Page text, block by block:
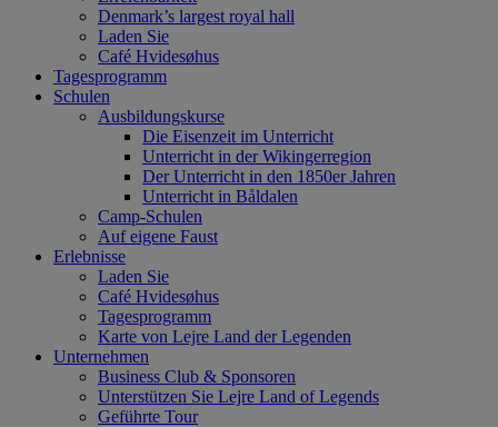
Denmark’s largest royal hall
Laden Sie
Café Hvidesøhus
Tagesprogramm
Schulen
Ausbildungskurse
Die Eisenzeit im Unterricht
Unterricht in der Wikingerregion
Der Unterricht in den 1850er Jahren
Unterricht in Båldalen
Camp-Schulen
Auf eigene Faust
Erlebnisse
Laden Sie
Café Hvidesøhus
Tagesprogramm
Karte von Lejre Land der Legenden
Unternehmen
Business Club & Sponsoren
Unterstützen Sie Lejre Land of Legends
Geführte Tour